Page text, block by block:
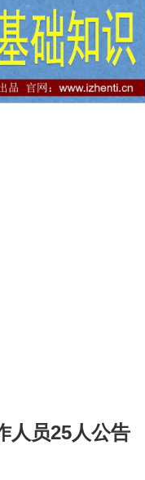
人员25人公告